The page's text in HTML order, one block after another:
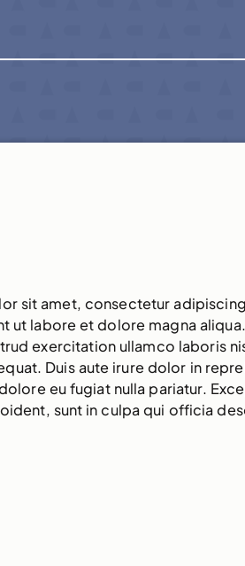
sit amet, consectetur
ut labore et dolore magna
exercitation ullamco laboris
Duis aute irure dolor in
eu fugiat nulla pariatur.
sunt in culpa qui officia